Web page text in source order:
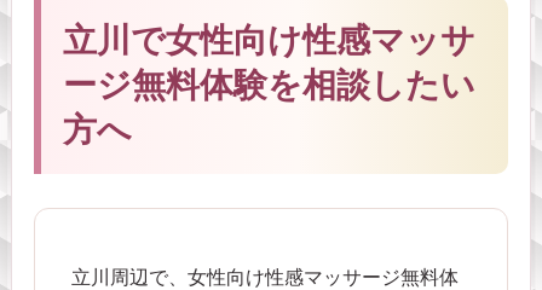
立川で女性向け性感マッサ
ージ無料体験を相談したい
方へ
立川周辺で、女性向け性感マッサージ無料体